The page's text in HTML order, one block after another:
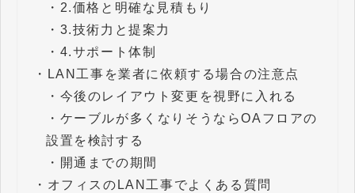
・ 2.価格と明確な見積もり
・ 3.技術力と提案力
・ 4.サポート体制
・
LAN工事を業者に依頼する場合の注意点
・ 今後のレイアウト変更を視野に入れる
・ ケーブルが多くなりそうならOAフロアの
設置を検討する
・ 開通までの期間
・ オフィスのLAN工事でよくある質問